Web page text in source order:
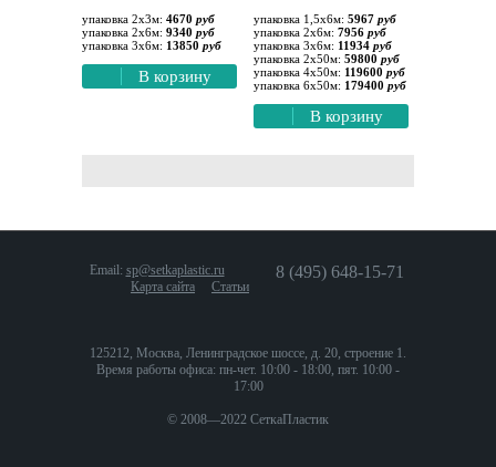
упаковка 2х3м: 4670 руб
упаковка 2х6м: 9340 руб
упаковка 3х6м: 13850 руб
В корзину
упаковка 1,5х6м: 5967 руб
упаковка 2х6м: 7956 руб
упаковка 3х6м: 11934 руб
упаковка 2х50м: 59800 руб
упаковка 4х50м: 119600 руб
упаковка 6х50м: 179400 руб
В корзину
8 (495) 648-15-71
Email: sp@setkaplastic.ru
Карта сайта
Статьи
125212, Москва, Ленинградское шоссе, д. 20, строение 1.
Время работы офиса: пн-чет. 10:00 - 18:00, пят. 10:00 -
17:00
© 2008—2022 СеткаПластик